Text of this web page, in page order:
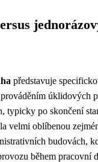
představuje
úklidových
typicky po skončení
velmi oblíbenou
budovách,
během pracovní